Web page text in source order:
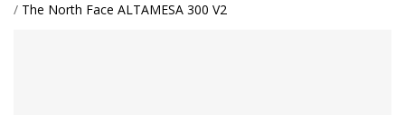
The North Face ALTAMESA 300 V2